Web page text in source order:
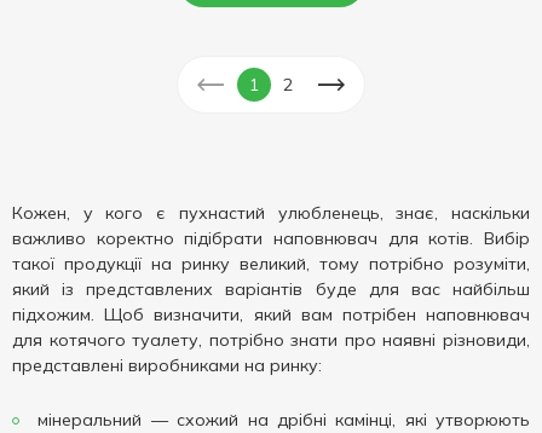
1 2
Кожен, у кого є пухнастий улюбленець, знає, наскільки
важливо коректно підібрати наповнювач для котів. Вибір
такої продукції на ринку великий, тому потрібно розуміти,
який із представлених варіантів буде для вас найбільш
підхожим. Щоб визначити, який вам потрібен наповнювач
для котячого туалету, потрібно знати про наявні різновиди,
представлені виробниками на ринку:
мінеральний — схожий на дрібні камінці, які утворюють